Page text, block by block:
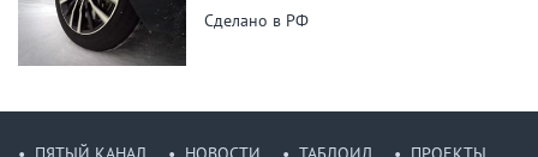
Сделано в РФ